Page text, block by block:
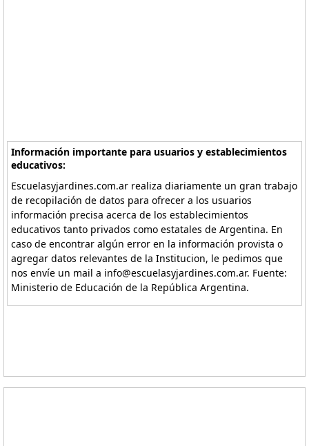
Información importante para usuarios y establecimientos
educativos:
Escuelasyjardines.com.ar realiza diariamente un gran trabajo
de recopilación de datos para ofrecer a los usuarios
información precisa acerca de los establecimientos
educativos tanto privados como estatales de Argentina. En
caso de encontrar algún error en la información provista o
agregar datos relevantes de la Institucion, le pedimos que
nos envíe un mail a info@escuelasyjardines.com.ar. Fuente:
Ministerio de Educación de la República Argentina.